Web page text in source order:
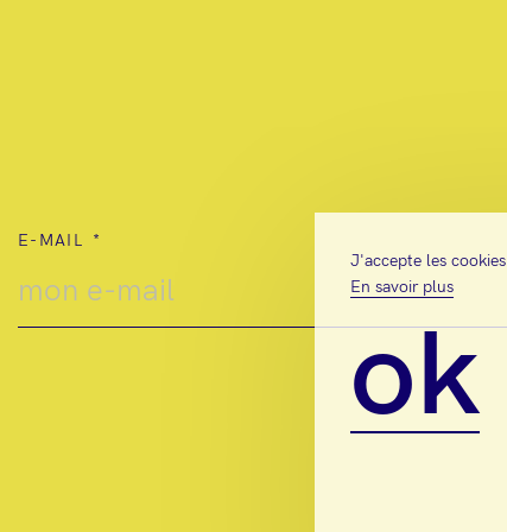
E-MAIL
J'accepte les cookies
En savoir plus
ok